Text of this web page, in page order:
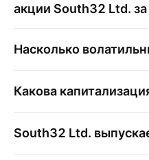
акции South32 Ltd.
Насколько
Какова
South32 Ltd.